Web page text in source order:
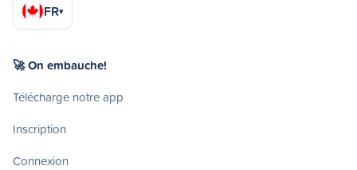
FR▾
🚀 On embauche!
Télécharge notre app
Inscription
Connexion